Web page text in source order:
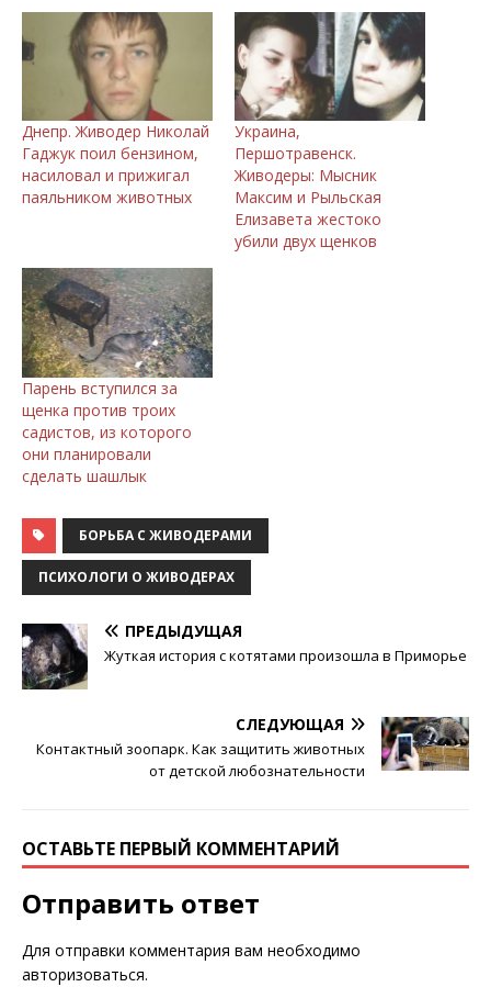
Днепр. Живодер Николай
Гаджук поил бензином,
насиловал и прижигал
паяльником животных
Украина,
Першотравенск.
Живодеры: Мысник
Максим и Рыльская
Елизавета жестоко
убили двух щенков
Парень вступился за
щенка против троих
садистов, из которого
они планировали
сделать шашлык
БОРЬБА С ЖИВОДЕРАМИ
ПСИХОЛОГИ О ЖИВОДЕРАХ
ПРЕДЫДУЩАЯ
Жуткая история с котятами произошла в Приморье
СЛЕДУЮЩАЯ
Контактный зоопарк. Как защитить животных
от детской любознательности
ОСТАВЬТЕ ПЕРВЫЙ КОММЕНТАРИЙ
Отправить ответ
Для отправки комментария вам необходимо
авторизоваться.